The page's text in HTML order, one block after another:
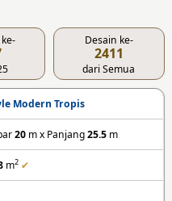
Desain ke-
2411
dari Semua
Modern Tropis
20 m x Panjang25.5 m
m2 ✔